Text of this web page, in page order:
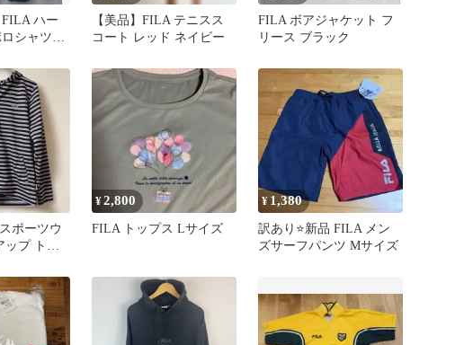
ハー
シャツ
【美品】FILA テニスス
コート レッド ネイビー
FILA ボアジャケット フ
リース ブラック
ポーツウ
プ トッ
¥2,800
FILA トップス Lサイズ
¥ 1,380
訳あり⭐️新品 FILA メン
ズサーフパンツ Mサイズ